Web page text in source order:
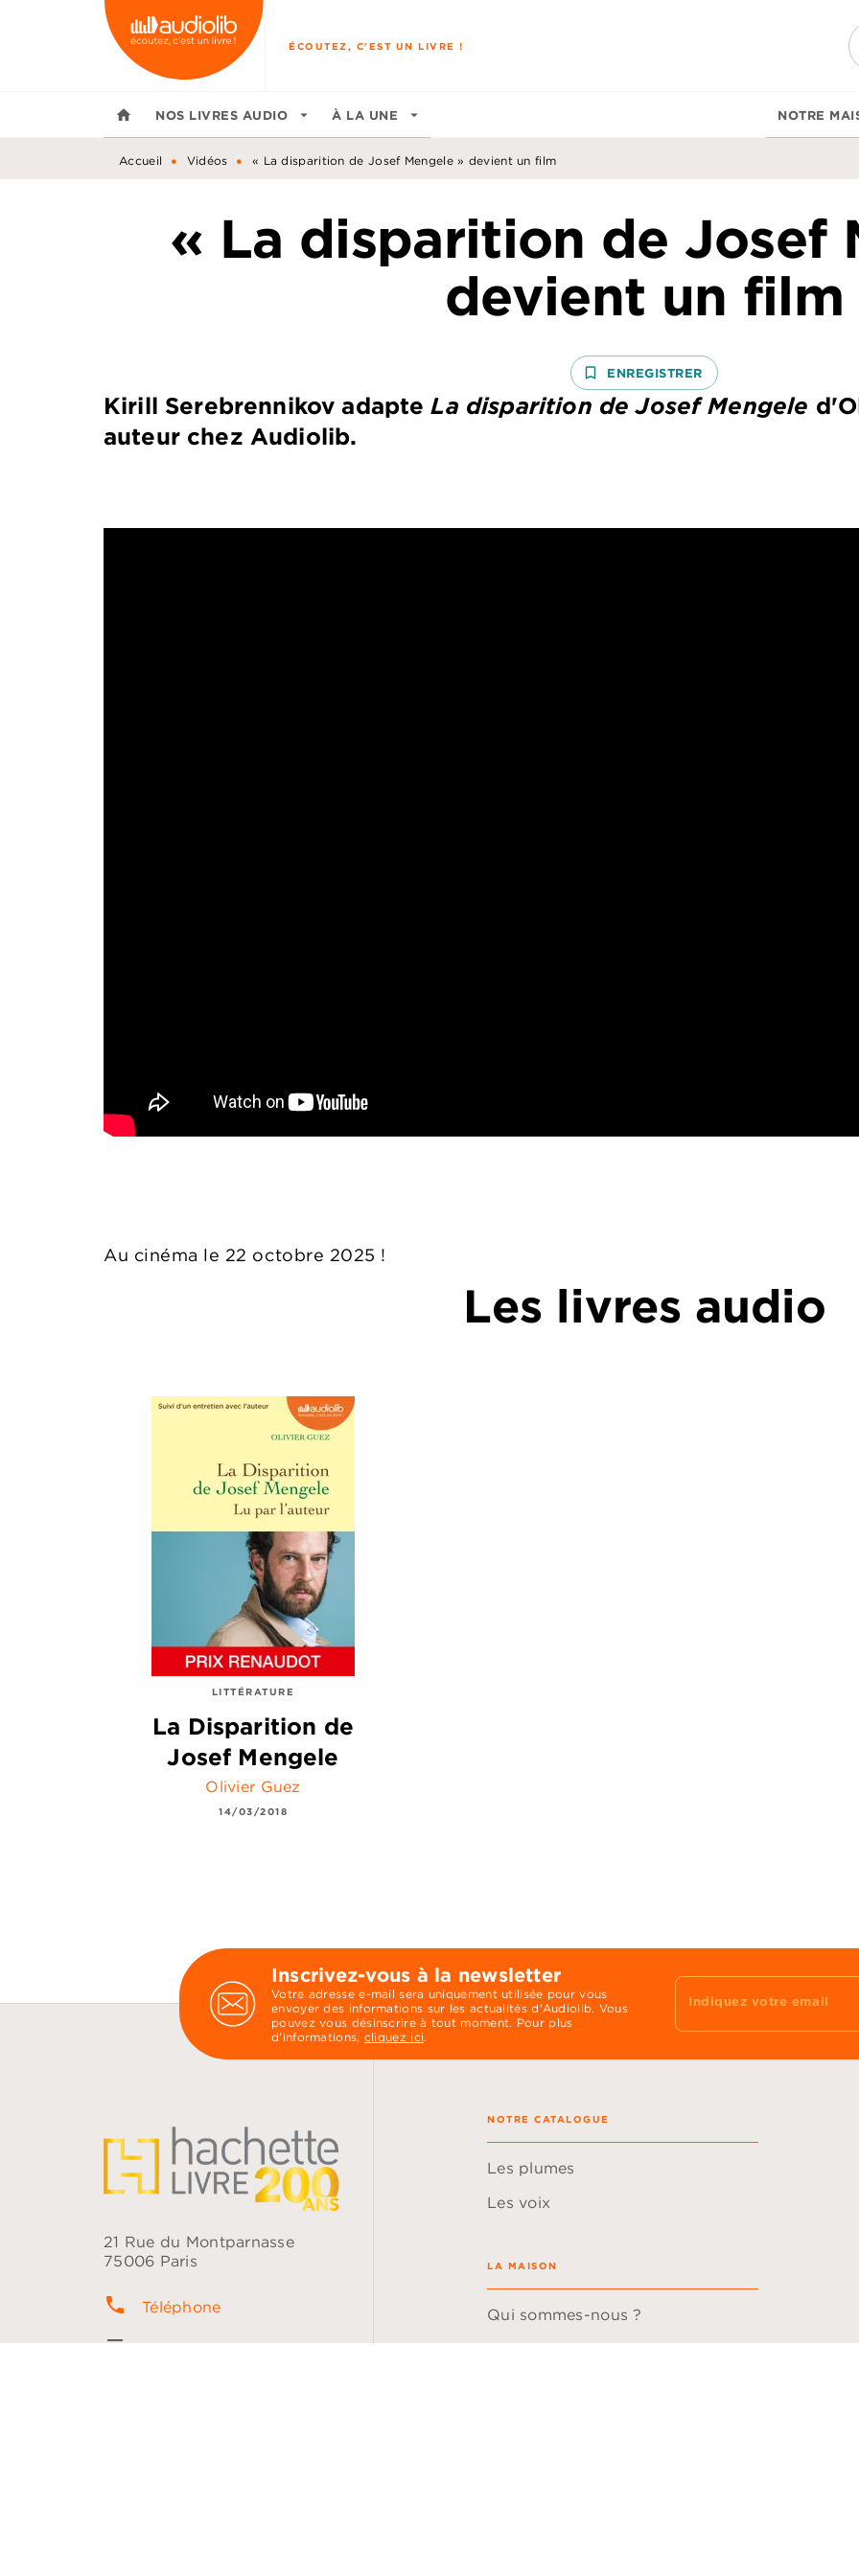
MENU RECHERCHE
ÉCOUTEZ, C'EST UN LIVRE !
home NOS LIVRES AUDIO arrow_drop_down À LA UNE arrow_drop_down NOTRE
Accueil • Vidéos • « La disparition de Josef Mengele » devient un film
« La disparition de Josef
devient un film
bookmark_border ENREGISTRER
Kirill Serebrennikov adapteLa disparition de Josef Mengele
auteur chez Audiolib.
Au cinéma le 22 octobre 2025 !
Les livres audio
LITTÉRATURE
La Disparition de
Josef Mengele
Olivier Guez
14/03/2018
Inscrivez-vous à la newsletter
Votre adresse e-mail sera uniquement utilisée pour vous
envoyer des informations sur les actualités d'Audiolib. Vous
pouvez vous désinscrire à tout moment. Pour plus
d’informations, cliquez ici.
Indiquez votre email
21 Rue du Montparnasse
75006 Paris
phone Téléphone
contacts
NOTRE CATALOGUE
Les plumes
Les voix
LA MAISON
Qui sommes-nous ?
Boutique CD